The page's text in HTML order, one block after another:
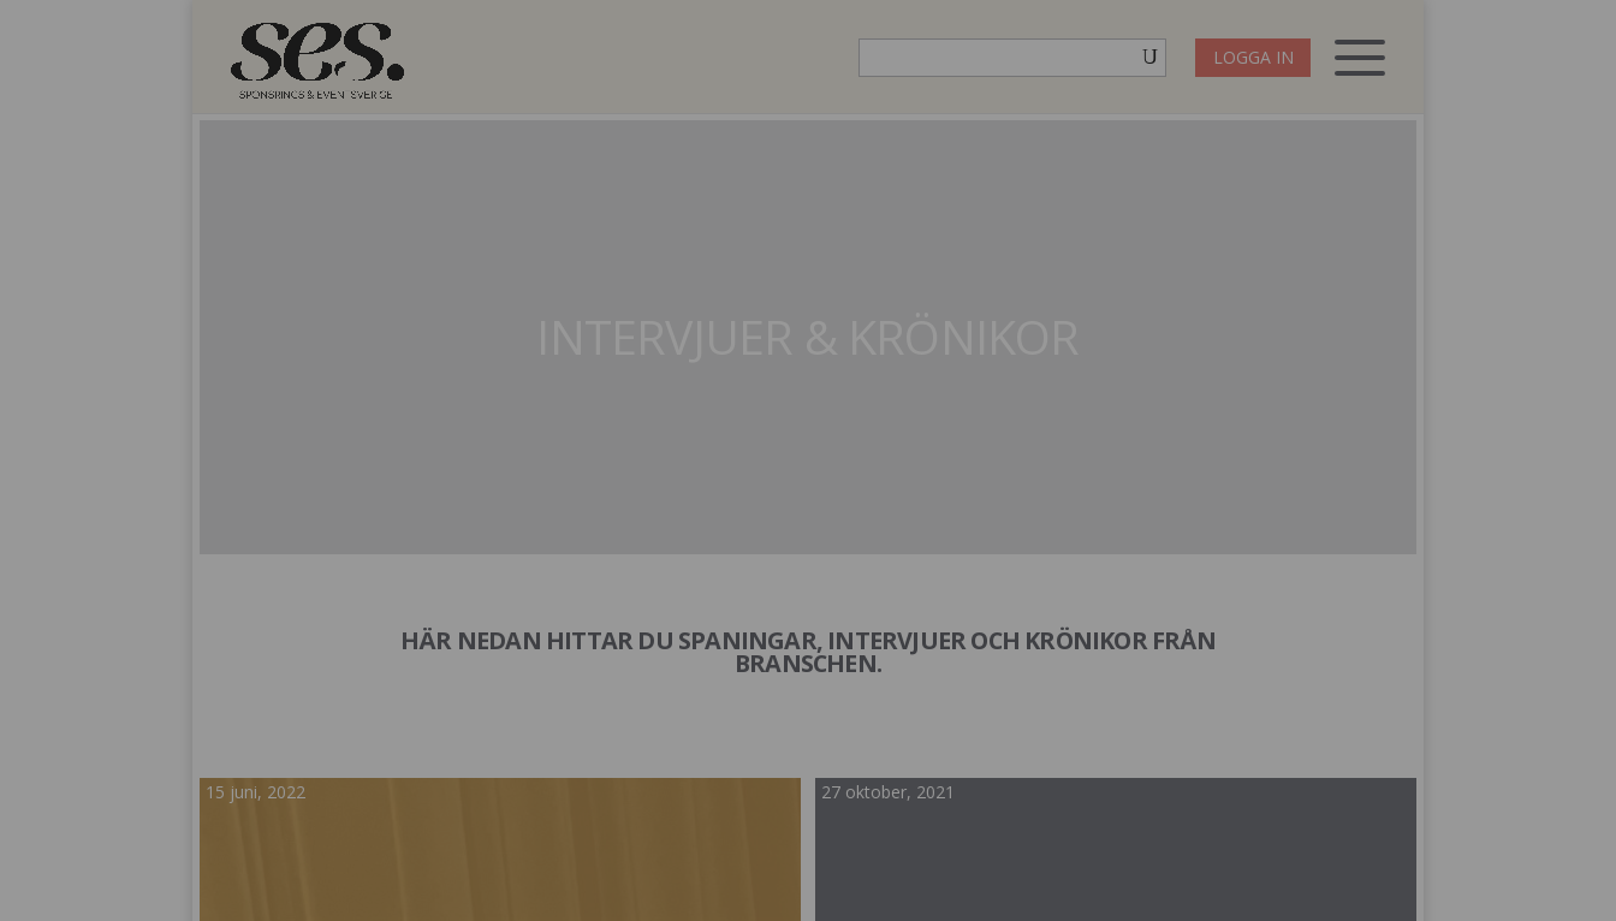
LOGGA IN
HÄR NEDAN HITTAR DU SPANINGAR, INTERVJUER OCH KRÖNIKOR FRÅN
BRANSCHEN.
15 juni, 2022 27 oktober, 2021